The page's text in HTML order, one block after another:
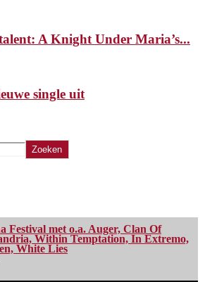
A Knight Under Maria’s...
single uit
Zoeken
Festival met o.a. Auger, Clan Of
Within Temptation, In Extremo,
White Lies